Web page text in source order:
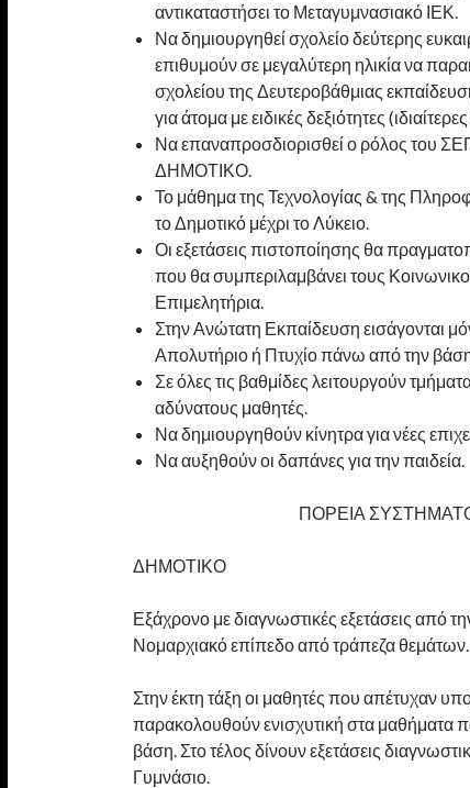
αντικαταστήσει το Μεταγυμνασιακό ΙΕΚ.
Να δημιουργηθεί σχολείο δεύτερης
επιθυμούν σε μεγαλύτερη ηλικία να
σχολείου της Δευτεροβάθμιας
για άτομα με ειδικές δεξιότητες
Να επαναπροσδιορισθεί ο ρόλος του
ΔΗΜΟΤΙΚΟ.
Το μάθημα της Τεχνολογίας & της
το Δημοτικό μέχρι το Λύκειο.
Οι εξετάσεις πιστοποίησης θα
που θα συμπεριλαμβάνει τους
Επιμελητήρια.
Στην Ανώτατη Εκπαίδευση εισάγονται
Απολυτήριο ή Πτυχίο πάνω από την
Σε όλες τις βαθμίδες λειτουργούν
αδύνατους μαθητές.
Να δημιουργηθούν κίνητρα για νέες
Να αυξηθούν οι δαπάνες για την παιδεία.
ΠΟΡΕΙΑ
ΔΗΜΟΤΙΚΟ
Εξάχρονο με διαγνωστικές εξετάσεις από
Νομαρχιακό επίπεδο από τράπεζα θεμάτων.
Στην έκτη τάξη οι μαθητές που απέτυχαν
παρακολουθούν ενισχυτική στα μαθήματα
βάση. Στο τέλος δίνουν εξετάσεις
Γυμνάσιο.